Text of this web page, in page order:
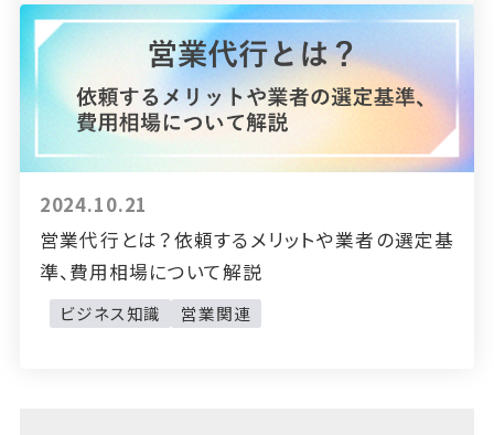
2024.10.21
営業代行とは？依頼するメリットや業者の選定基
準、費用相場について解説
ビジネス知識 営業関連